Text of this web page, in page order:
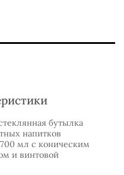
бутылка
напитков
мл с коническим
и винтовой